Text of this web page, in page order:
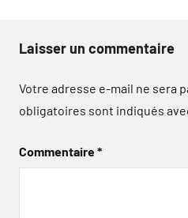
Laisser un commentaire
Votre adresse e-mail ne sera
obligatoires sont indiqués
Commentaire*